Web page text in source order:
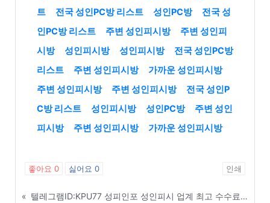
트
전국 성인PC방 리스트 성인PC방
전국 성
인PC방 리스트
주변 성인피시방
주변 성인피
시방
성인피시방 성인피시방
전국 성인PC방
리스트
주변 성인피시방
가까운 성인피시방
주변 성인피시방
주변 성인피시방
전국 성인P
C방 리스트
성인피시방 성인PC방
주변 성인
피시방
주변 성인피시방 가까운 성인피시방
좋아요 0 싫어요 0 인쇄
«
텔레그램ID:KPU77 성피인포 성인피시 업계 최고 수수료(요율) 지급 총판 파트너 모집 - 김천